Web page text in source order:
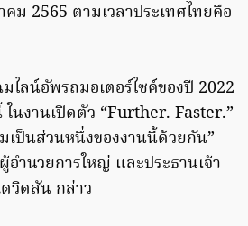
ม 2565 ตามเวลาประเทศไทยคือ
มไลน์อัพรถมอเตอร์ไซค์ของปี 2022
นงานเปิดตัว “Further. Faster.”
เป็นส่วนหนึ่งของงานนี้ด้วยกัน”
อำนวยการใหญ่ และประธานเจ้า
วิดสัน กล่าว